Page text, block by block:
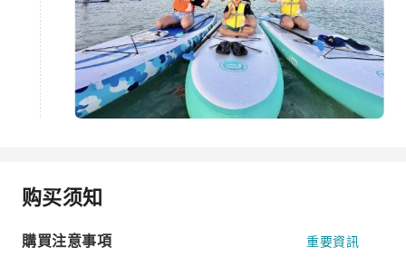
购买须知
購買注意事項 重要資訊